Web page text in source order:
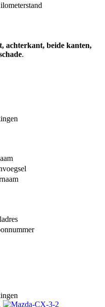
achterkant, beide kanten,
.